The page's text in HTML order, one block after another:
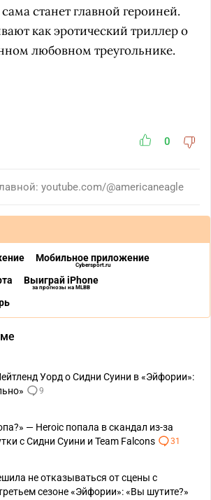
станет главной героиней.
как эротический триллер о
любовном треугольнике.
0
youtube.com/@americaneagle
Мобильное приложение
Cybersport.ru
Выиграй iPhone
за прогнозы на MLBB
Уорд о Сидни Суини в «Эйфории»:
9
— Heroic попала в скандал из-за
с Сидни Суини и Team Falcons
31
не отказываться от сцены с
сезоне «Эйфории»: «Вы шутите?»